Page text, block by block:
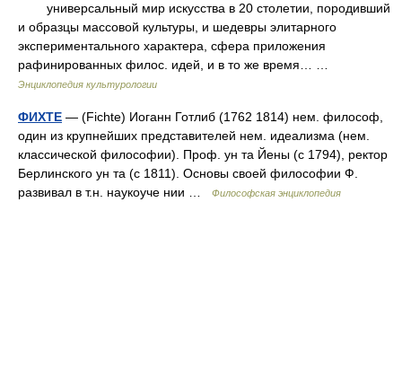
универсальный мир искусства в 20 столетии, породивший
и образцы массовой культуры, и шедевры элитарного
экспериментального характера, сфера приложения
рафинированных филос. идей, и в то же время… …
Энциклопедия культурологии
ФИХТЕ — (Fichte) Иоганн Готлиб (1762 1814) нем. философ,
один из крупнейших представителей нем. идеализма (нем.
классической философии). Проф. ун та Йены (с 1794), ректор
Берлинского ун та (с 1811). Основы своей философии Ф.
развивал в т.н. наукоуче нии …
Философская энциклопедия